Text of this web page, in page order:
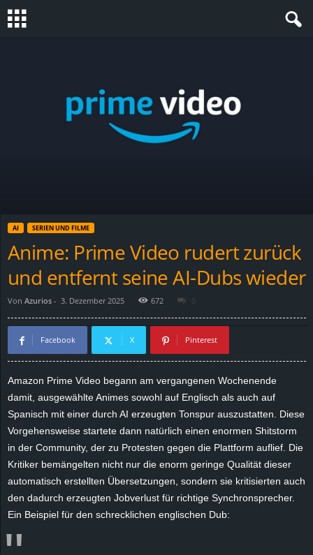
AI SERIEN UND FILME
Anime: Prime Video rudert zurück
und entfernt seine AI-Dubs wieder
Von Azurios - 3. Dezember 2025 672 0
Facebook X Pinterest
Amazon Prime Video begann am vergangenen Wochenende
damit, ausgewählte Animes sowohl auf Englisch als auch auf
Spanisch mit einer durch AI erzeugten Tonspur auszustatten. Diese
Vorgehensweise startete dann natürlich einen enormen Shitstorm
in der Community, der zu Protesten gegen die Plattform auflief. Die
Kritiker bemängelten nicht nur die enorm geringe Qualität dieser
automatisch erstellten Übersetzungen, sondern sie kritisierten auch
den dadurch erzeugten Jobverlust für richtige Synchronsprecher.
Ein Beispiel für den schrecklichen englischen Dub: